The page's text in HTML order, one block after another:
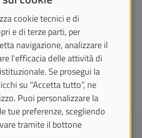
e reportistica sul bilancio
documentali e telematici di
dei flussi di cassa e monitoraggio
dal MIUR
Unico
cookie tecnici e di
e di terze parti, per
navigazione, analizzare il
l'efficacia delle attività di
Se prosegui la
su "Accetta tutto”, ne
Puoi personalizzare la
tue preferenze, scegliendo
tramite il bottone